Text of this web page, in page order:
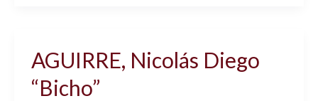
AGUIRRE, Nicolás Diego
“Bicho”